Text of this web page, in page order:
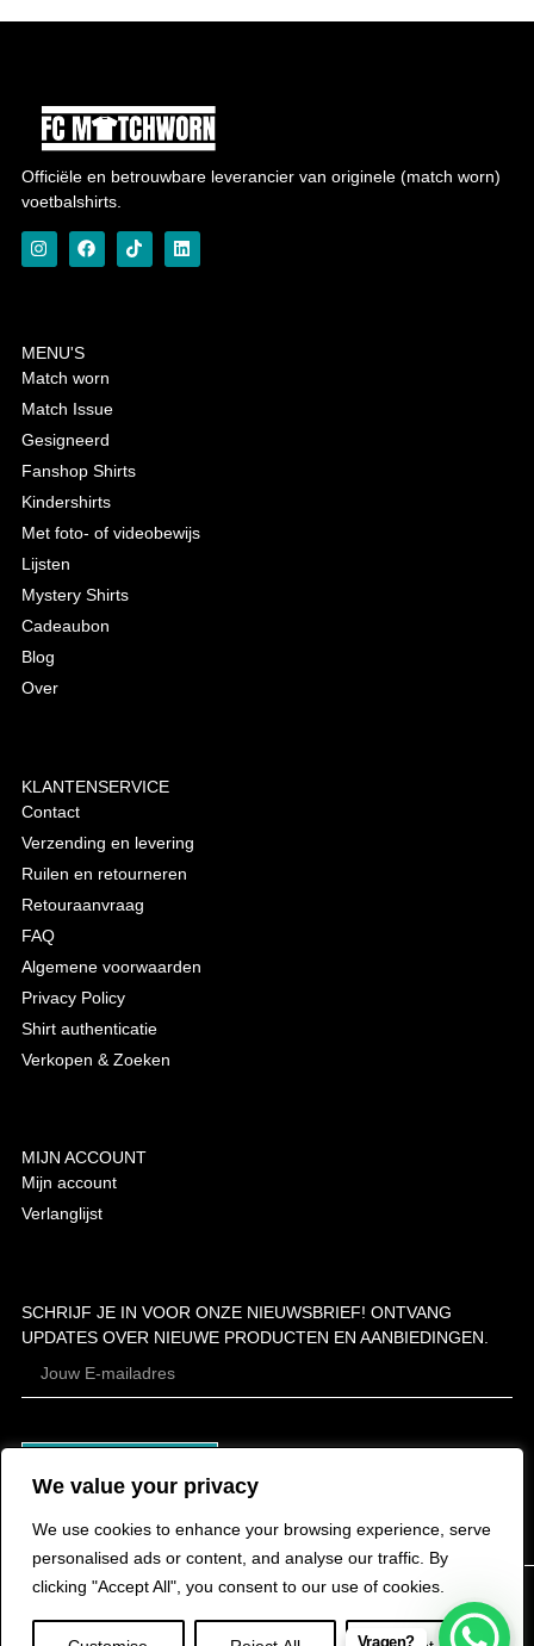
We value your privacy
We use cookies to enhance your browsing experience, serve
personalised ads or content, and analyse our traffic. By
clicking "Accept All", you consent to our use of cookies.
Officiële en betrouwbare leverancier van originele (match worn)
voetbalshirts.
MENU'S
Match worn
Match Issue
Gesigneerd
Fanshop Shirts
Kindershirts
Met foto- of videobewijs
Lijsten
Mystery Shirts
Cadeaubon
Blog
Over
KLANTENSERVICE
Contact
Verzending en levering
Ruilen en retourneren
Retouraanvraag
FAQ
Algemene voorwaarden
Privacy Policy
Shirt authenticatie
Verkopen & Zoeken
MIJN ACCOUNT
Mijn account
Verlanglijst
SCHRIJF JE IN VOOR ONZE NIEUWSBRIEF! ONTVANG
UPDATES OVER NIEUWE PRODUCTEN EN AANBIEDINGEN.
Vragen?